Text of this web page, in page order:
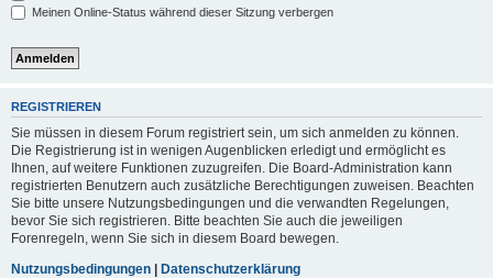
Meinen Online-Status während dieser Sitzung verbergen
REGISTRIEREN
Sie müssen in diesem Forum registriert sein, um sich anmelden zu können.
Die Registrierung ist in wenigen Augenblicken erledigt und ermöglicht es
Ihnen, auf weitere Funktionen zuzugreifen. Die Board-Administration kann
registrierten Benutzern auch zusätzliche Berechtigungen zuweisen. Beachten
Sie bitte unsere Nutzungsbedingungen und die verwandten Regelungen,
bevor Sie sich registrieren. Bitte beachten Sie auch die jeweiligen
Forenregeln, wenn Sie sich in diesem Board bewegen.
Nutzungsbedingungen | Datenschutzerklärung